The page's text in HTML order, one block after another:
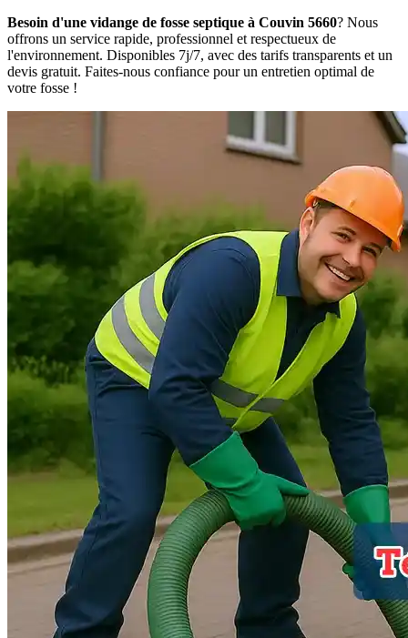
Besoin d'une vidange de fosse septique à Couvin 5660? Nous
offrons un service rapide, professionnel et respectueux de
l'environnement. Disponibles 7j/7, avec des tarifs transparents et un
devis gratuit. Faites-nous confiance pour un entretien optimal de
votre fosse !